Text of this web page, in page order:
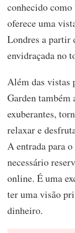
conhecido
oferece uma
Londres a partir
envidraçada no
Além das vistas
Garden
exuberantes,
relaxar e
A entrada para
necessário
online. É uma
ter uma visão
dinheiro.